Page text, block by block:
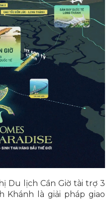
Du lịch Cần Giờ tài trợ 3
Khánh là giải pháp giao